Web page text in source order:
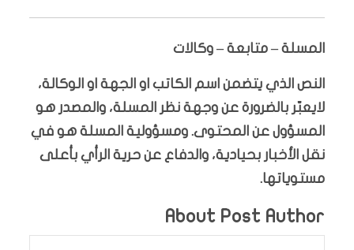
المسلة – متابعة – وكالات
النص الذي يتضمن اسم الكاتب او الجهة او الوكالة،
لايعبّر بالضرورة عن وجهة نظر المسلة، والمصدر هو
المسؤول عن المحتوى. ومسؤولية المسلة هو في
نقل الأخبار بحيادية، والدفاع عن حرية الرأي بأعلى
مستوياتها.
About Post Author